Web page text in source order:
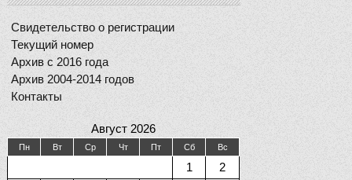
Свидетельство о регистрации
Текущий номер
Архив с 2016 года
Архив 2004-2014 годов
Контакты
Август 2026
Пн Вт Ср Чт Пт Сб Вс
1 2